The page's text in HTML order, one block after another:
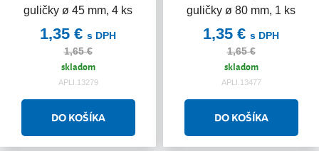
guličky ø 45 mm, 4 ks
1,35 € s DPH
1,65 €
skladom
APLI.13279
guličky ø 80 mm, 1 ks
1,35 € s DPH
1,65 €
skladom
APLI.13477